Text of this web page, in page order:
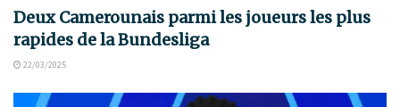
Deux Camerounais parmi les joueurs les plus
rapides de la Bundesliga
22/03/2025